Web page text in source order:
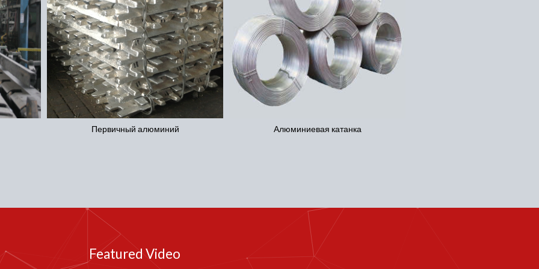
Алюминиевая катанка Цилиндрические слитки
Featured Video